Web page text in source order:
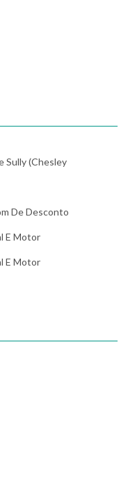
Sully (Chesley
De Desconto
E Motor
E Motor